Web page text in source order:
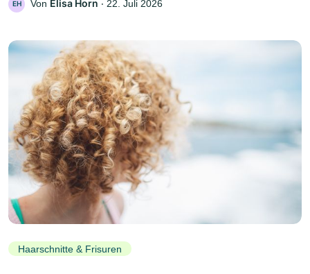
EH Von Elisa Horn ‧ 22. Juli 2026
Haarschnitte & Frisuren